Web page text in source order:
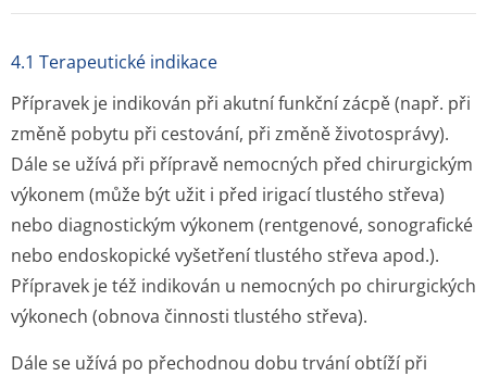
4.1 Terapeutické indikace
Přípravek je indikován při akutní funkční zácpě (např. při
změně pobytu při cestování, při změně životosprávy).
Dále se užívá při přípravě nemocných před chirurgickým
výkonem (může být užit i před irigací tlustého střeva)
nebo diagnostickým výkonem (rentgenové, sonografické
nebo endoskopické vyšetření tlustého střeva apod.).
Přípravek je též indikován u nemocných po chirurgických
výkonech (obnova činnosti tlustého střeva).
Dále se užívá po přechodnou dobu trvání obtíží při